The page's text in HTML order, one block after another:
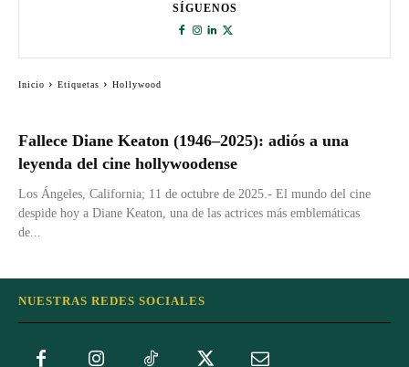
Fallece Diane Keaton (1946–2025): adiós a una
leyenda del cine hollywoodense
Los Ángeles, California; 11 de octubre de 2025.- El mundo del cine
despide hoy a Diane Keaton, una de las actrices más emblemáticas
de...
SÍGUENOS
Inicio Etiquetas Hollywood
NUESTRAS REDES SOCIALES